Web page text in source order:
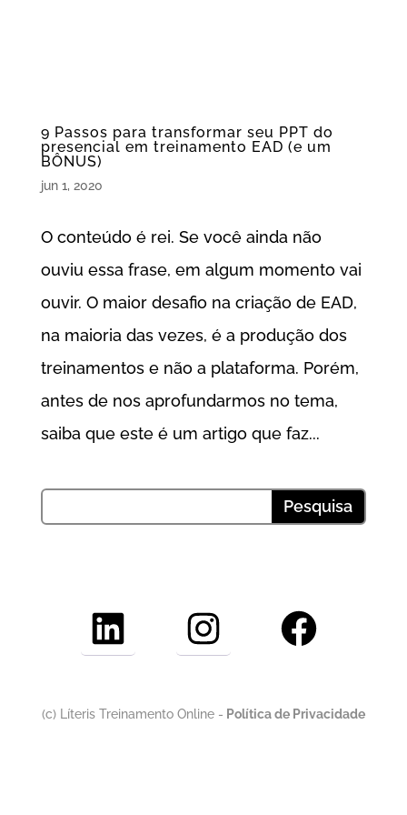
9 Passos para transformar seu PPT do
presencial em treinamento EAD (e um
BÔNUS)
jun 1, 2020
O conteúdo é rei. Se você ainda não
ouviu essa frase, em algum momento vai
ouvir. O maior desafio na criação de EAD,
na maioria das vezes, é a produção dos
treinamentos e não a plataforma. Porém,
antes de nos aprofundarmos no tema,
saiba que este é um artigo que faz...
LinkedIn InstagramFacebook
(c) Líteris Treinamento Online - Política de Privacidade